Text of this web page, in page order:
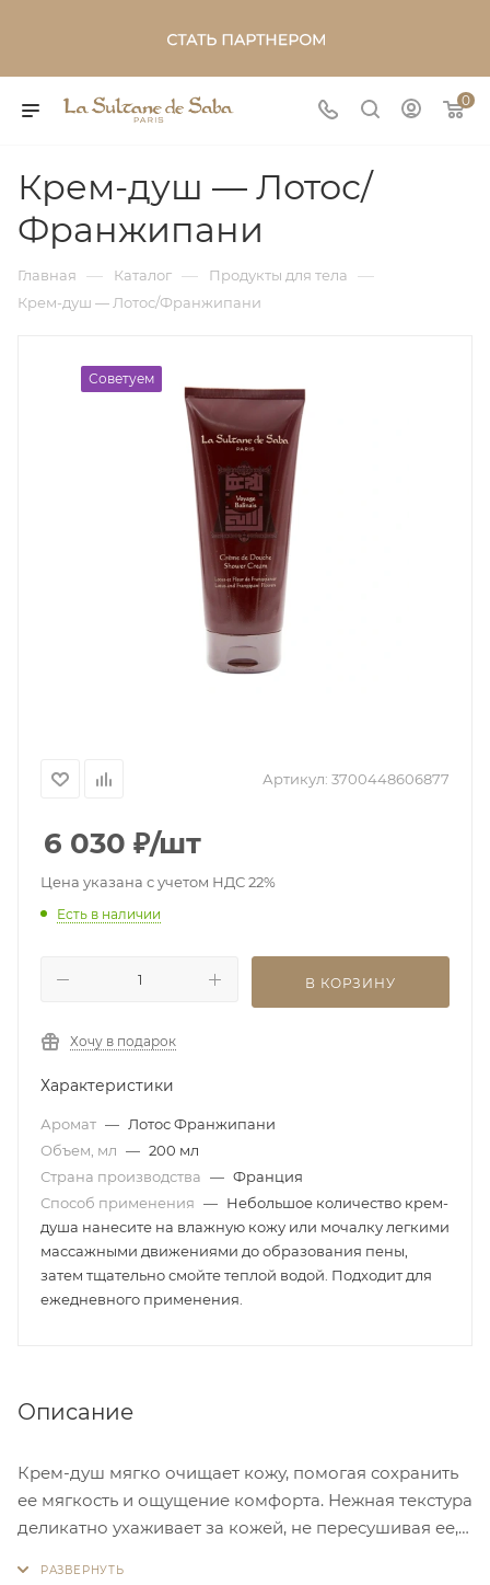
0
Крем-душ — Лотос/
Франжипани
Главная — Каталог — Продукты для тела —
Крем-душ — Лотос/Франжипани
Советуем
Артикул: 3700448606877
6 030 ₽/шт
Цена указана с учетом НДС 22%
Есть в наличии
В КОРЗИНУ
Хочу в подарок
Характеристики
Аромат — Лотос Франжипани
Объем, мл — 200 мл
Страна производства — Франция
Способ применения — Небольшое количество крем-
душа нанесите на влажную кожу или мочалку легкими
массажными движениями до образования пены,
затем тщательно смойте теплой водой. Подходит для
ежедневного применения.
Описание
Крем-душ мягко очищает кожу, помогая сохранить
ее мягкость и ощущение комфорта. Нежная текстура
деликатно ухаживает за кожей, не пересушивая ее, а